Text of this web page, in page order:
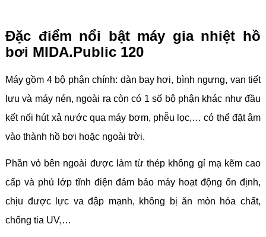
Đặc điểm nổi bật máy gia nhiệt hồ
bơi MIDA.Public 120
Máy gồm 4 bộ phận chính: dàn bay hơi, bình ngưng, van tiết
lưu và máy nén, ngoài ra còn có 1 số bộ phận khác như đầu
kết nối hút xả nước qua máy bơm, phễu lọc,… có thể đặt âm
vào thành hồ bơi hoặc ngoài trời.
Phần vỏ bên ngoài được làm từ thép không gỉ mạ kẽm cao
cấp và phủ lớp tĩnh điện đảm bảo máy hoạt động ổn định,
chịu được lực va đập mạnh, không bị ăn mòn hóa chất,
chống tia UV,…